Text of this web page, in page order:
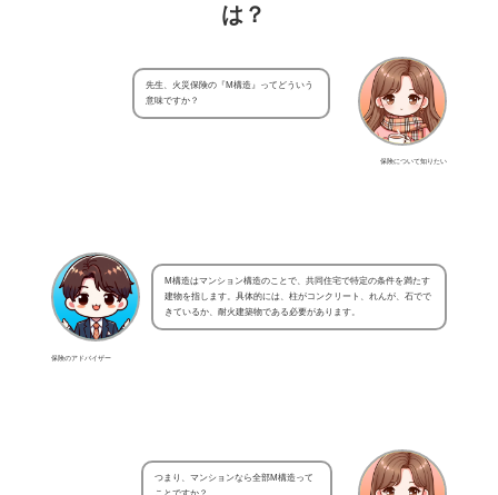
は？
保険について知りたい
先生、火災保険の『M構造』ってどういう
意味ですか？
保険のアドバイザー
M構造はマンション構造のことで、共同住宅で特定の条件を満たす
建物を指します。具体的には、柱がコンクリート、れんが、石でで
きているか、耐火建築物である必要があります。
つまり、マンションなら全部M構造って